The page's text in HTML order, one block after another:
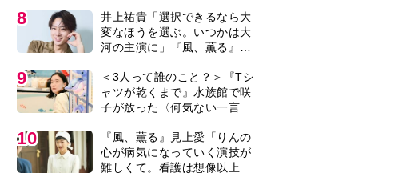
バレあり＞
8
井上祐貴「選択できるなら大
変なほうを選ぶ。いつかは大
河の主演に」『風、薫る』で
9
＜3人って誰のこと？＞『Tシ
ャツが乾くまで』水族館で咲
子が放った〈何気ない一言〉
線？」「子どもの話だと…」
10
『風、薫る』見上愛「りんの
心が病気になっていく演技が
難しくて。看護は想像以上に